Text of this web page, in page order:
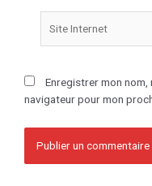
Enregistrer mon nom,
navigateur pour mon